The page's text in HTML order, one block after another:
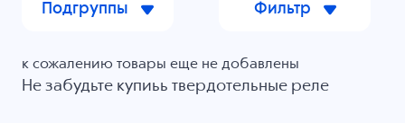
Подгруппы Фильтр
к сожалению товары еще не добавлены
Не забудьте купиьь твердотельные реле